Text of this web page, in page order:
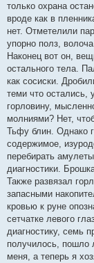
только охрана
вроде как в
нет. Отметелили
упорно полз,
Наконец вот он,
остального тела.
как сосиски.
теми что остались,
горловину,
молниями? Нет,
Тьфу блин. Однако
содержимое,
перебирать
диагностики.
Также развязал
запасными
кровью к руне
сетчатке левого
диагностику, семь
получилось, пошло
меня, а теперь я